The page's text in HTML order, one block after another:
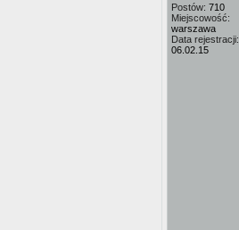
Postów: 710
Miejscowość:
warszawa
Data rejestracji:
06.02.15